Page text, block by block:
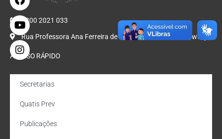
0800 2021 033
Rua Professora Ana Ferreira de Oliveira, Nº 47, Bondarowsky
ACESSO RÁPIDO
Secretarias
Quatis Prev
Publicações